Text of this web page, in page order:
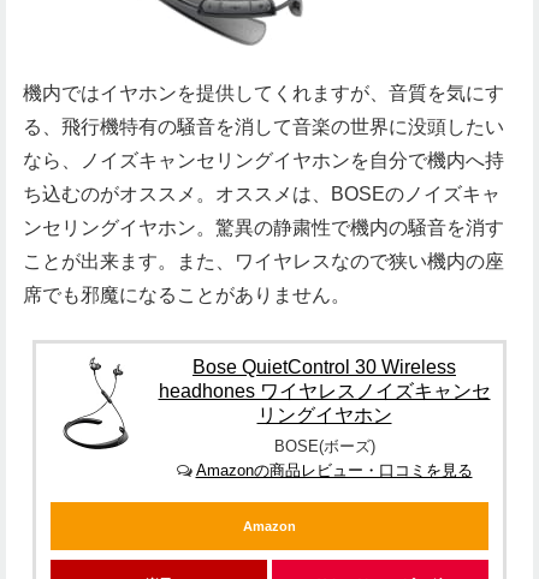
機内ではイヤホンを提供してくれますが、音質を気にす
る、飛行機特有の騒音を消して音楽の世界に没頭したい
なら、ノイズキャンセリングイヤホンを自分で機内へ持
ち込むのがオススメ。オススメは、BOSEのノイズキャ
ンセリングイヤホン。驚異の静粛性で機内の騒音を消す
ことが出来ます。また、ワイヤレスなので狭い機内の座
席でも邪魔になることがありません。
Bose QuietControl 30 Wireless
headhones ワイヤレスノイズキャンセ
リングイヤホン
BOSE(ボーズ)
Amazonの商品レビュー・口コミを見る
Amazon